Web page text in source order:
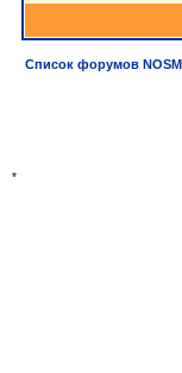
Список форумов
*